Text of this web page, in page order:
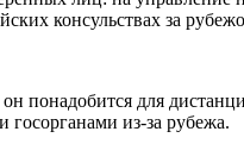
консульствах за
понадобится для
из-за рубежа.